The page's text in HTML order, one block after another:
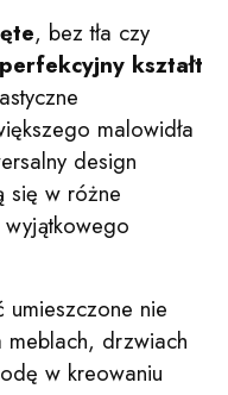
, bez tła czy
perfekcyjny kształt
malowidła
design
się w różne
nie
meblach, drzwiach
w kreowaniu